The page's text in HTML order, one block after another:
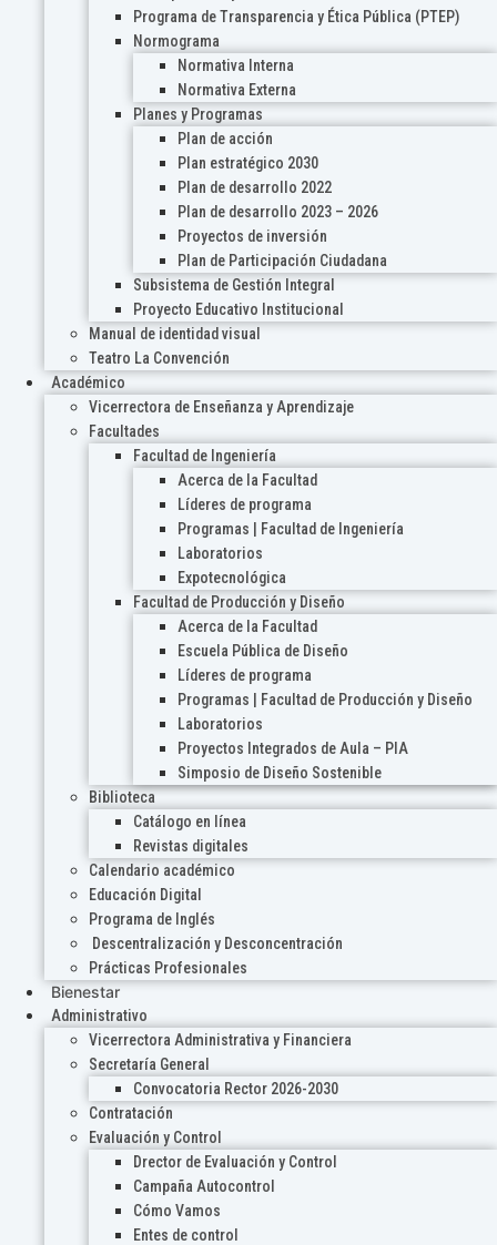
Programa de Transparencia y Ética Pública (PTEP)
Normograma
Normativa Interna
Normativa Externa
Planes y Programas
Plan de acción
Plan estratégico 2030
Plan de desarrollo 2022
Plan de desarrollo 2023 – 2026
Proyectos de inversión
Plan de Participación Ciudadana
Subsistema de Gestión Integral
Proyecto Educativo Institucional
Manual de identidad visual
Teatro La Convención
Académico
Vicerrectora de Enseñanza y Aprendizaje
Facultades
Facultad de Ingeniería
Acerca de la Facultad
Líderes de programa
Programas | Facultad de Ingeniería
Laboratorios
Expotecnológica
Facultad de Producción y Diseño
Acerca de la Facultad
Escuela Pública de Diseño
Líderes de programa
Programas | Facultad de Producción y Diseño
Laboratorios
Proyectos Integrados de Aula – PIA
Simposio de Diseño Sostenible
Biblioteca
Catálogo en línea
Revistas digitales
Calendario académico
Educación Digital
Programa de Inglés
Descentralización y Desconcentración
Prácticas Profesionales
Bienestar
Administrativo
Vicerrectora Administrativa y Financiera
Secretaría General
Convocatoria Rector 2026-2030
Contratación
Evaluación y Control
Drector de Evaluación y Control
Campaña Autocontrol
Cómo Vamos
Entes de control